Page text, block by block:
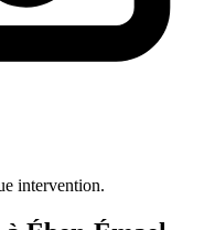
intervention.